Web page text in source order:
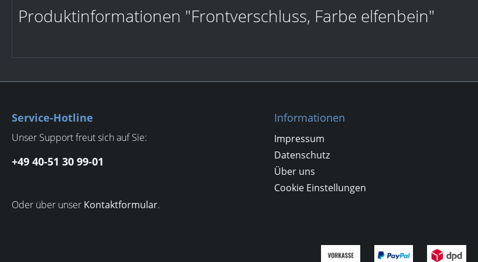
Produktinformationen "Frontverschluss, Farbe elfenbein"
Service-Hotline
Unser Support freut sich auf Sie:
+49 40-51 30 99-01
Oder über unser Kontaktformular.
Informationen
Impressum
Datenschutz
Über uns
Cookie Einstellungen